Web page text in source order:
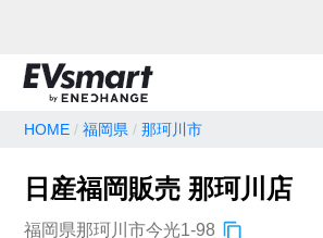
地名・観光スポット・住所で検索
HOME 福岡県 那珂川市
日産福岡販売 那珂川店
福岡県那珂川市今光1-98